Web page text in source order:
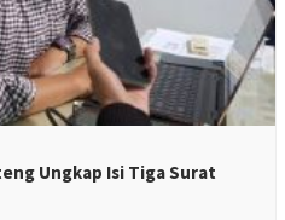
Ungkap Isi Tiga Surat